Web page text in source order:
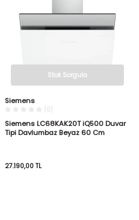
Stok Sorgula
Siemens
(0)
Siemens LC68KAK20T iQ500 Duvar
Tipi Davlumbaz Beyaz 60 Cm
27.190,00 TL